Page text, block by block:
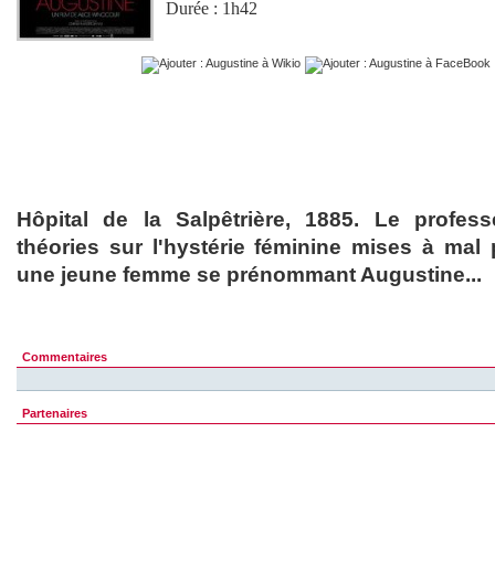
Durée : 1h42
Hôpital de la Salpêtrière, 1885. Le
théories sur l'hystérie féminine mises à mal
une jeune femme se prénommant Augustine...
Commentaires
Partenaires